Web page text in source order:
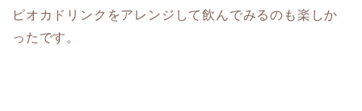
ピオカドリンクをアレンジして飲んでみるのも楽しか
ったです。